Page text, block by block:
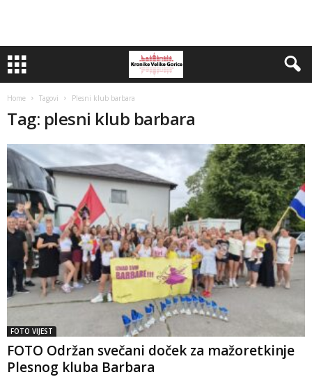
Home Tagovi Plesni klub barbara
Tag: plesni klub barbara
FOTO VIJEST
FOTO Održan svečani doček za mažoretkinje
Plesnog kluba Barbara